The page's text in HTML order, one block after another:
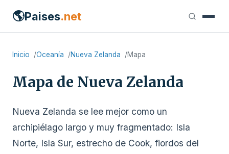
🌎Paises.net
Inicio Oceanía Nueva Zelanda Mapa
Mapa de Nueva Zelanda
Nueva Zelanda se lee mejor como un
archipiélago largo y muy fragmentado: Isla
Norte, Isla Sur, estrecho de Cook, fiordos del